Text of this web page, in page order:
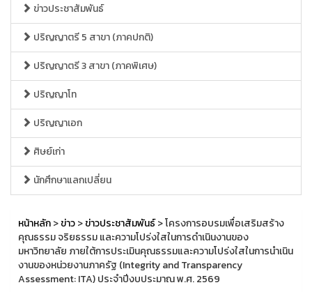
ข่าวประชาสัมพันธ์
ปริญญาตรี 5 สาขา (ภาคปกติ)
ปริญญาตรี 3 สาขา (ภาคพิเศษ)
ปริญญาโท
ปริญญาเอก
ศิษย์เก่า
นักศึกษาแลกเปลี่ยน
หน้าหลัก>ข่าว>ข่าวประชาสัมพันธ์> โครงการอบรมเพื่อเสริมสร้าง
คุณธรรม จริยธรรม และความโปร่งใสในการดําเนินงานของ
มหาวิทยาลัย ภายใต้การประเมินคุณธรรมและความโปร่งใสในการนําเนิน
งานของหน่วยงานภาครัฐ (Integrity and Transparency
Assessment: ITA) ประจําปีงบประมาณ พ.ศ. 2569